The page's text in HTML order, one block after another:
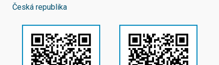
Česká republika